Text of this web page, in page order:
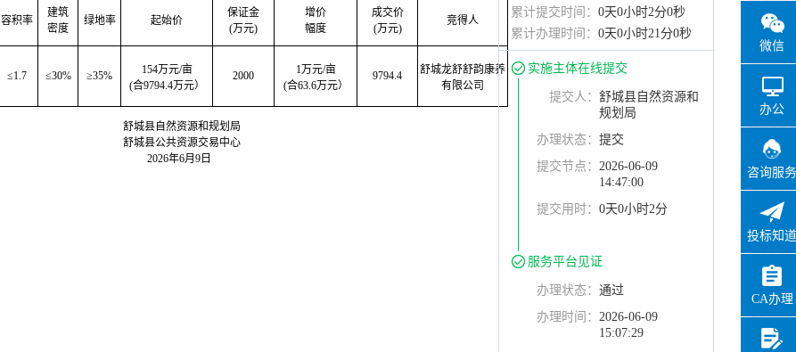
微信
办公
咨询服务
投标知道
CA办理
容积率
建筑
密度
绿地率 起始价
保证金
(万元)
增价
幅度
成交价
(万元)
竞得人
≤1.7 ≤30% ≥35%
154万元/亩
(合9794.4万元）
2000
1万元/亩
(合63.6万元）
9794.4
舒城龙舒舒韵康养
有限公司
舒城县自然资源和规划局
舒城县公共资源交易中心
2026年6月9日
累计提交时间： 0天0小时2分0秒
累计办理时间： 0天0小时21分0秒
实施主体在线提交
提交人： 舒城县自然资源和
规划局
办理状态： 提交
提交节点： 2026-06-09
14:47:00
提交用时： 0天0小时2分
服务平台见证
办理状态： 通过
办理时间： 2026-06-09
15:07:29